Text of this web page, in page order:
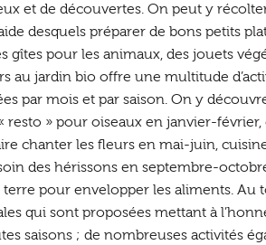
et de découvertes. On peut y
desquels préparer de bons petits
gîtes pour les animaux, des jouets
au jardin bio offre une multitude
par mois et par saison. On y
» pour oiseaux en janvier-février,
chanter les fleurs en mai-juin,
des hérissons en septembre-
pour envelopper les aliments. Au
qui sont proposées mettant à
saisons ; de nombreuses activités